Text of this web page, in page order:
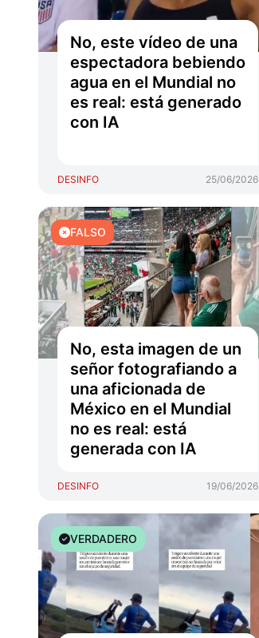
No, este vídeo de una
espectadora bebiendo
agua en el Mundial no
es real: está generado
con IA
DESINFO 25/06/2026
FALSO
No, esta imagen de un
señor fotografiando a
una aficionada de
México en el Mundial
no es real: está
generada con IA
DESINFO 19/06/2026
VERDADERO